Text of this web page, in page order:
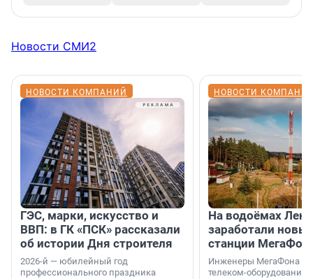
Новости СМИ2
НОВОСТИ КОМПАНИЙ
ГЭС, марки, искусство и
ВВП: в ГК «ПСК» рассказали
об истории Дня строителя
2026-й — юбилейный год
профессионального праздника
НОВОСТИ
На водоёмах
заработали
станции
Инженеры МегаФона
телеком-оборудование